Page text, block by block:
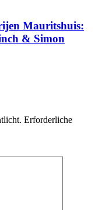
Mauritshuis:
& Simon
Erforderliche